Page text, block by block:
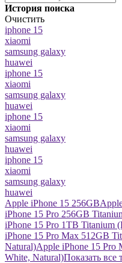
История поиска
Очистить
iphone 15
xiaomi
samsung galaxy
huawei
iphone 15
xiaomi
samsung galaxy
huawei
iphone 15
xiaomi
samsung galaxy
huawei
iphone 15
xiaomi
samsung galaxy
huawei
Apple iPhone 15 256GB
iPhone 15 Pro 256GB
iPhone 15 Pro 1TB Titanium
iPhone 15 Pro Max 512GB
Natural)Apple iPhone 15 Pro
White, Natural)Показать все